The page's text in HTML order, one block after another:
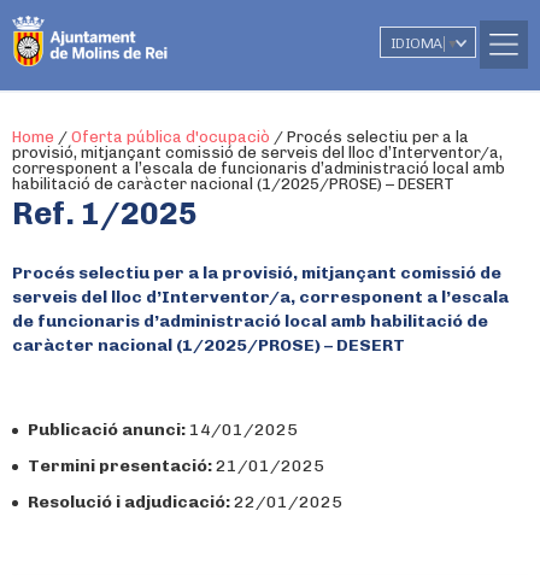
IDIOMA ▼
Home / Oferta pública d'ocupaciò / Procés selectiu per a la
provisió, mitjançant comissió de serveis del lloc d’Interventor/a,
corresponent a l’escala de funcionaris d’administració local amb
habilitació de caràcter nacional (1/2025/PROSE) – DESERT
Ref. 1/2025
Procés selectiu per a la provisió, mitjançant comissió de
serveis del lloc d’Interventor/a, corresponent a l’escala
de funcionaris d’administració local amb habilitació de
caràcter nacional (1/2025/PROSE) – DESERT
Publicació anunci: 14/01/2025
Termini presentació:21/01/2025
Resolució i adjudicació:22/01/2025